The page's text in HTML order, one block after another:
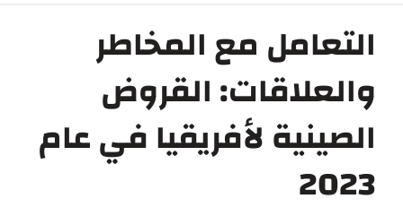
التعامل مع المخاطر
والعلاقات: القروض
الصينية لأفريقيا في عام
2023